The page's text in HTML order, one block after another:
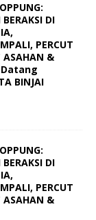
DI
PERCUT
ASAHAN &
Datang
BINJAI
DI
PERCUT
ASAHAN &